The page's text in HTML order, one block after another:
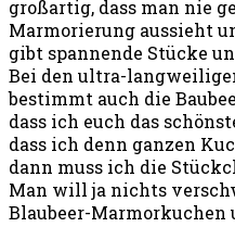
großartig, dass man nie
Marmorierung aussieht
gibt spannende Stücke
Bei den ultra-
bestimmt auch die
dass ich euch das
dass ich denn ganzen
dann muss ich die
Man will ja nichts
Blaubeer-Marmorkuchen